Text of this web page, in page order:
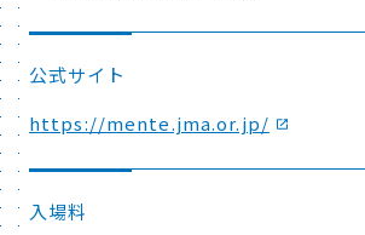
公式サイト
https://mente.jma.or.jp/
入場料